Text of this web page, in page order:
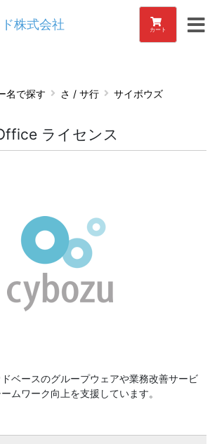
株式会社 カート
名で探す さ / サ行 サイボウズ
ライセンス
ベースのグループウェアや業務改善サービ
ムワーク向上を支援しています。